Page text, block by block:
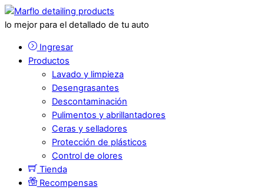
lo mejor para el detallado de tu auto
Ingresar
Productos
Lavado y limpieza
Desengrasantes
Descontaminación
Pulimentos y abrillantadores
Ceras y selladores
Protección de plásticos
Control de olores
Tienda
Recompensas